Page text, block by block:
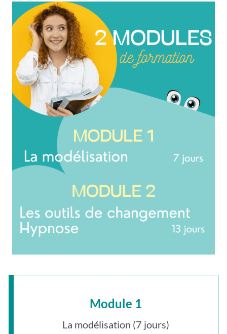
Module 1
La modélisation (7 jours)